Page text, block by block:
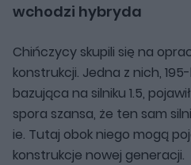
wchodzi hybryda
Chińczycy skupili się na
konstrukcji. Jedna z nich,
bazująca na silniku 1.5,
spora szansa, że ten sam
ie. Tutaj obok niego mogą
konstrukcje nowej generacji.